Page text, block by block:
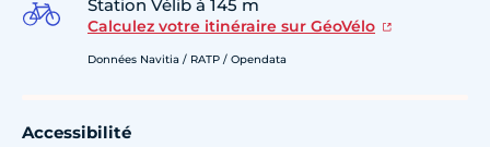
Station Vélib à 145 m
Calculez votre itinéraire sur GéoVélo
Données Navitia / RATP / Opendata
Accessibilité